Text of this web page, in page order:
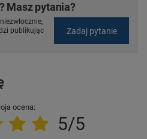
Masz pytania?
publikując
Zadaj pytanie
ocena:
5/5